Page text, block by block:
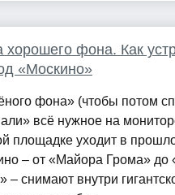
хорошего фона. Как
«Москино»
фона» (чтобы потом
всё нужное на
площадке уходит в
– от «Майора Грома» до
– снимают внутри